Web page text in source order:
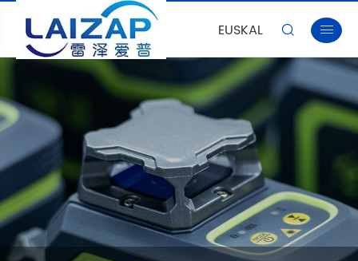
EUSKAL  